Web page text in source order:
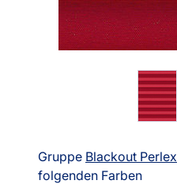
Gruppe Blackout Perlex
folgenden Farben